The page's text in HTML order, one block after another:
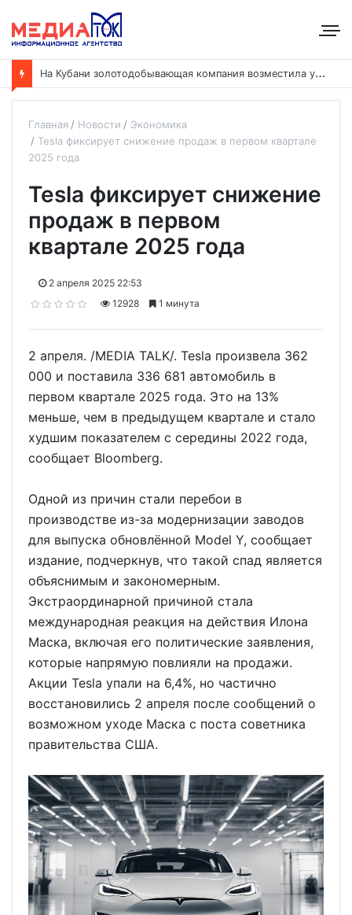
Н
а Кубани золотодобывающая компания возместила ущерб рекам на сумму почти 28 млн рублей
Главная Новости
Экономика
Tesla фиксирует снижение продаж в первом квартале
2025 года
Tesla фиксирует снижение
продаж в первом
квартале 2025 года
2 апреля 2025 22:53
12928
1 минута
2 апреля. /MEDIA TALK/. Tesla произвела 362
000 и поставила 336 681 автомобиль в
первом квартале 2025 года. Это на 13%
меньше, чем в предыдущем квартале и стало
худшим показателем с середины 2022 года,
сообщает Bloomberg.
Одной из причин стали перебои в
производстве из-за модернизации заводов
для выпуска обновлённой Model Y, сообщает
издание, подчеркнув, что такой спад является
объяснимым и закономерным.
Экстраординарной причиной стала
международная реакция на действия Илона
Маска, включая его политические заявления,
которые напрямую повлияли на продажи.
Акции Tesla упали на 6,4%, но частично
восстановились 2 апреля после сообщений о
возможном уходе Маска с поста советника
правительства США.